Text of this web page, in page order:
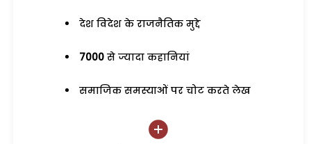
देश विदेश के राजनैतिक मुद्दे
7000 से ज्यादा कहानियां
समाजिक समस्याओं पर चोट करते लेख